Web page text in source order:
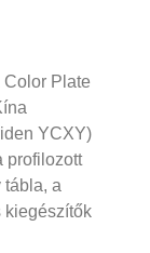
Plate
YCXY)
profilozott
tábla, a
kiegészítők